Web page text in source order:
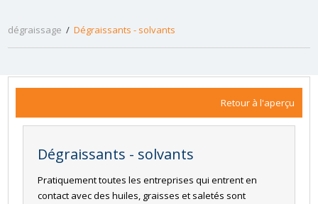
dégraissage /Dégraissants - solvants
Retour à l'aperçu
Dégraissants - solvants
Pratiquement toutes les entreprises qui entrent en
contact avec des huiles, graisses et saletés sont